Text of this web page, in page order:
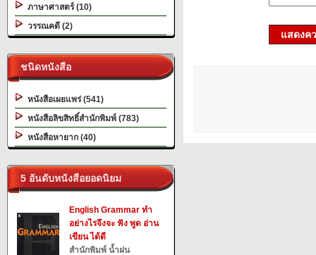
ภาษาศาสตร์ (10)
วรรณคดี (2)
ชนิดหนังสือ
หนังสือเผยแพร่ (541)
หนังสือลิขสิทธิ์สำนักพิมพ์ (783)
หนังสือหายาก (40)
5 อันดับหนังสือยอดนิยม
English Grammar ทำ
อย่างไรจึงจะ ฟัง พูด อ่าน
เขียน ได้ดี
สำนักพิมพ์ น้ำฝน
แสดงค